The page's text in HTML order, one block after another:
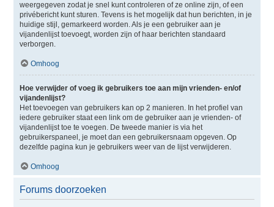
weergegeven zodat je snel kunt controleren of ze online zijn, of een
privébericht kunt sturen. Tevens is het mogelijk dat hun berichten, in je
huidige stijl, gemarkeerd worden. Als je een gebruiker aan je
vijandenlijst toevoegt, worden zijn of haar berichten standaard
verborgen.
Omhoog
Hoe verwijder of voeg ik gebruikers toe aan mijn vrienden- en/of
vijandenlijst?
Het toevoegen van gebruikers kan op 2 manieren. In het profiel van
iedere gebruiker staat een link om de gebruiker aan je vrienden- of
vijandenlijst toe te voegen. De tweede manier is via het
gebruikerspaneel, je moet dan een gebruikersnaam opgeven. Op
dezelfde pagina kun je gebruikers weer van de lijst verwijderen.
Omhoog
Forums doorzoeken